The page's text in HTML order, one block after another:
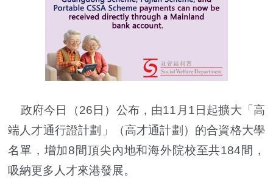
政府今日（26日）公布，由11月1日起擴大「高
端人才通行證計劃」（高才通計劃）的合資格大學
名單，增加8間頂尖內地和海外院校至共184間，
吸納更多人才來港發展。